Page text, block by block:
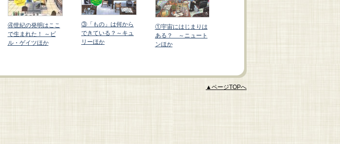
④世紀の発明はここ
で生まれた！ ～ビ
ル・ゲイツほか
③「もの」は何から
できている？～キュ
リーほか
①宇宙にはじまりは
ある？ ～ニュート
ンほか
▲ページTOPへ